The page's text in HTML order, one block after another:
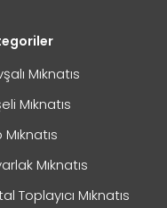
Mıknatıs
Mıknatıs
Mıknatıs
Mıknatıs
Toplayıcı Mıknatıs